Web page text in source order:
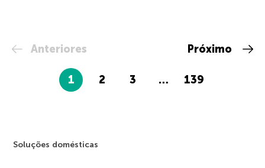
Anteriores
1 2 3 … 139
Próximo
Soluções domésticas